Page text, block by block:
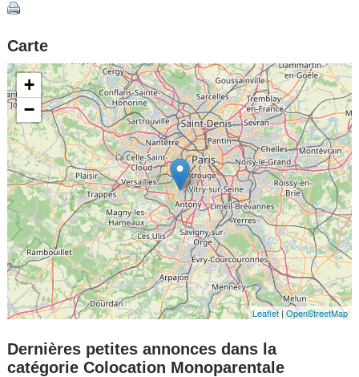
Carte
+
−
Leaflet|OpenStreetMap
Dernières petites annonces dans la
catégorie Colocation Monoparentale